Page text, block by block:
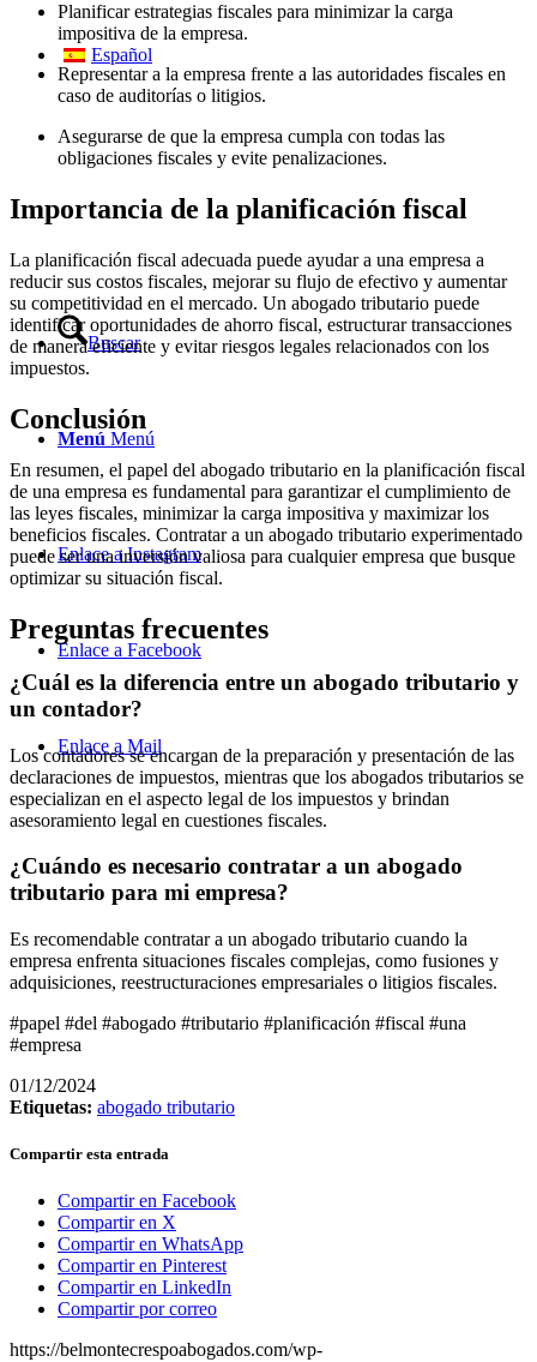
Español
Buscar
Menú Menú
Enlace a Instagram
Enlace a Facebook
Enlace a Mail
Planificar estrategias fiscales para minimizar la carga
impositiva de la empresa.
Representar a la empresa frente a las autoridades fiscales en
caso de auditorías o litigios.
Asegurarse de que la empresa cumpla con todas las
obligaciones fiscales y evite penalizaciones.
Importancia de la planificación fiscal
La planificación fiscal adecuada puede ayudar a una empresa a
reducir sus costos fiscales, mejorar su flujo de efectivo y aumentar
su competitividad en el mercado. Un abogado tributario puede
identificar oportunidades de ahorro fiscal, estructurar transacciones
de manera eficiente y evitar riesgos legales relacionados con los
impuestos.
Conclusión
En resumen, el papel del abogado tributario en la planificación fiscal
de una empresa es fundamental para garantizar el cumplimiento de
las leyes fiscales, minimizar la carga impositiva y maximizar los
beneficios fiscales. Contratar a un abogado tributario experimentado
puede ser una inversión valiosa para cualquier empresa que busque
optimizar su situación fiscal.
Preguntas frecuentes
¿Cuál es la diferencia entre un abogado tributario y
un contador?
Los contadores se encargan de la preparación y presentación de las
declaraciones de impuestos, mientras que los abogados tributarios se
especializan en el aspecto legal de los impuestos y brindan
asesoramiento legal en cuestiones fiscales.
¿Cuándo es necesario contratar a un abogado
tributario para mi empresa?
Es recomendable contratar a un abogado tributario cuando la
empresa enfrenta situaciones fiscales complejas, como fusiones y
adquisiciones, reestructuraciones empresariales o litigios fiscales.
#papel #del #abogado #tributario #planificación #fiscal #una
#empresa
01/12/2024
Etiquetas: abogado tributario
Compartir esta entrada
Compartir en Facebook
Compartir en X
Compartir en WhatsApp
Compartir en Pinterest
Compartir en LinkedIn
Compartir por correo
https://belmontecrespoabogados.com/wp-